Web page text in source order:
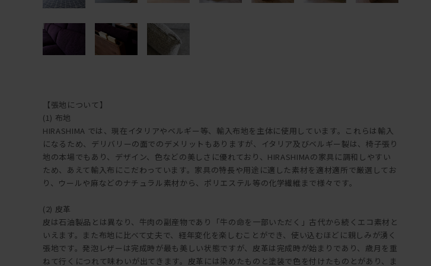
【張地について】
(1) 布地
HIRASHIMA では、現在イタリアやベルギー等、輸入布地を主体に使用しています。これらは輸入
になるため、デリバリーの面でのデメリットもありますが、イタリア及びベルギー製は、椅子張り
地の本場でもあり、デザイン、色などの美しさに優れており、HIRASHIMAの家具に調和しやすい
ため、あえて輸入布にこだわっています。家具の特長や用途に適した素材を適材適所で厳選してお
り、ウールや麻などのナチュラル素材から、ポリエステル等の化学繊維まで様々です。
(2) 皮革
皮は石油製品とは異なり、牛肉の副産物であり「牛の命を一部いただく」古代から続くエコ素材と
いえます。また布地に比べて丈夫で、経年変化を楽しむことができ、使い込むほどに親しみが湧く
張地です。発泡レザーは完成時が最も美しい状態ですが、皮革は完成時が始まりであり、歳月を重
ねて行くにつれて味わいが出てきます。皮革には染めたものと塗装で色を付けたものとがあり、ま